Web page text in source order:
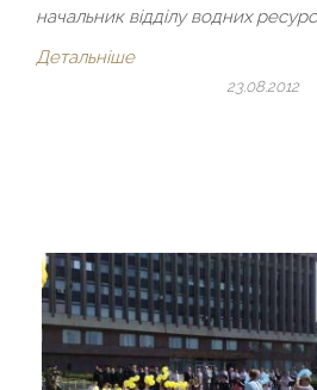
начальник відділу водних
Детальніше
23.08.2012